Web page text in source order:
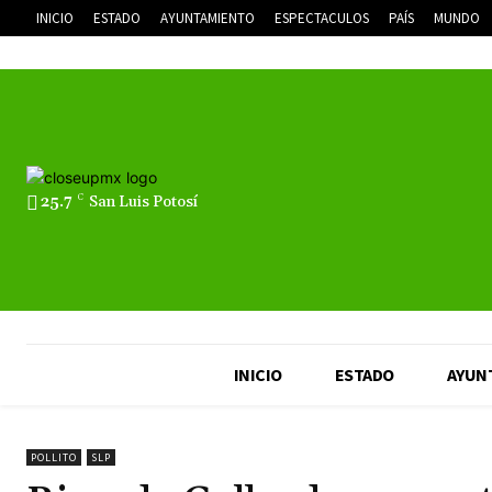
INICIO ESTADO AYUNTAMIENTO ESPECTACULOS PAÍS MUNDO
25.7 C San Luis Potosí
INICIO ESTADO
POLLITO SLP